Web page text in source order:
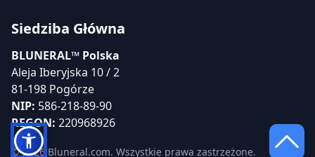
Siedziba Główna
BLUNERAL™ Polska
Aleja Iberyjska 10 / 2
81-198 Pogórze
NIP: 586-218-89-90
REGON: 220968926
© 2026 Bluneral.com. Wszystkie prawa zastrzeżone.